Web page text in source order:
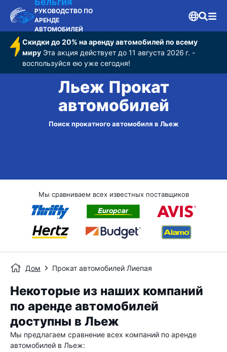
РУКОВОДСТВО ПО
АРЕНДЕ
АВТОМОБИЛЕЙ
Скидки до 20% на аренду автомобилей по всему
мируЭта акция действует до 11 августа 2026 г. -
воспользуйся ею уже сегодня!
Льеж Прокат
автомобилей
Поиск прокатного автомобиля в Льеж
Мы сравниваем всех известных поставщиков
Дом Прокат автомобилей Лиепая
Некоторые из наших компаний
по аренде автомобилей
доступны в Льеж
Мы предлагаем сравнение всех компаний по аренде
автомобилей в Льеж: